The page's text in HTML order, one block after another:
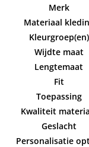
Merk
Materiaal
Kleurgroep(en)
Wijdte maat
Lengtemaat
Fit
Toepassing
Kwaliteit
Geslacht
Personalisatie